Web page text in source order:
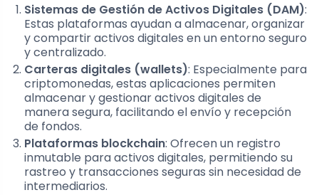
Sistemas de Gestión de Activos Digitales (DAM):
Estas plataformas ayudan a almacenar, organizar
y compartir activos digitales en un entorno seguro
y centralizado.
Carteras digitales (wallets): Especialmente para
criptomonedas, estas aplicaciones permiten
almacenar y gestionar activos digitales de
manera segura, facilitando el envío y recepción
de fondos.
Plataformas blockchain: Ofrecen un registro
inmutable para activos digitales, permitiendo su
rastreo y transacciones seguras sin necesidad de
intermediarios.